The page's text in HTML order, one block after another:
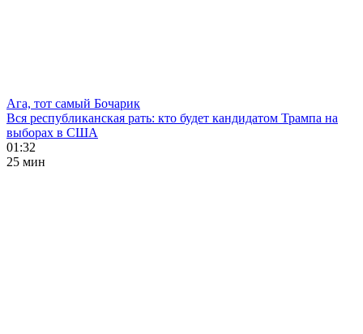
Ага, тот самый Бочарик
Вся республиканская рать: кто будет кандидатом Трампа на
выборах в США
01:32
25 мин